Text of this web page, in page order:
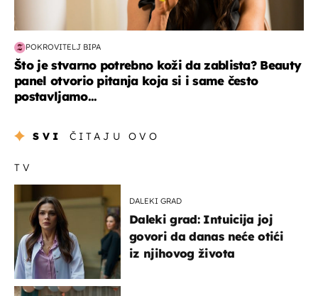
POKROVITELJ BIPA
Što je stvarno potrebno koži da zablista? Beauty
panel otvorio pitanja koja si i same često
postavljamo...
SVI ČITAJU OVO
TV
DALEKI GRAD
Daleki grad: Intuicija joj
govori da danas neće otići
iz njihovog života